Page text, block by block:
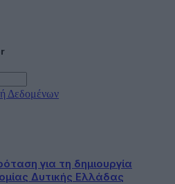
Δεδομένων
για τη δημιουργία
Δυτικής Ελλάδας